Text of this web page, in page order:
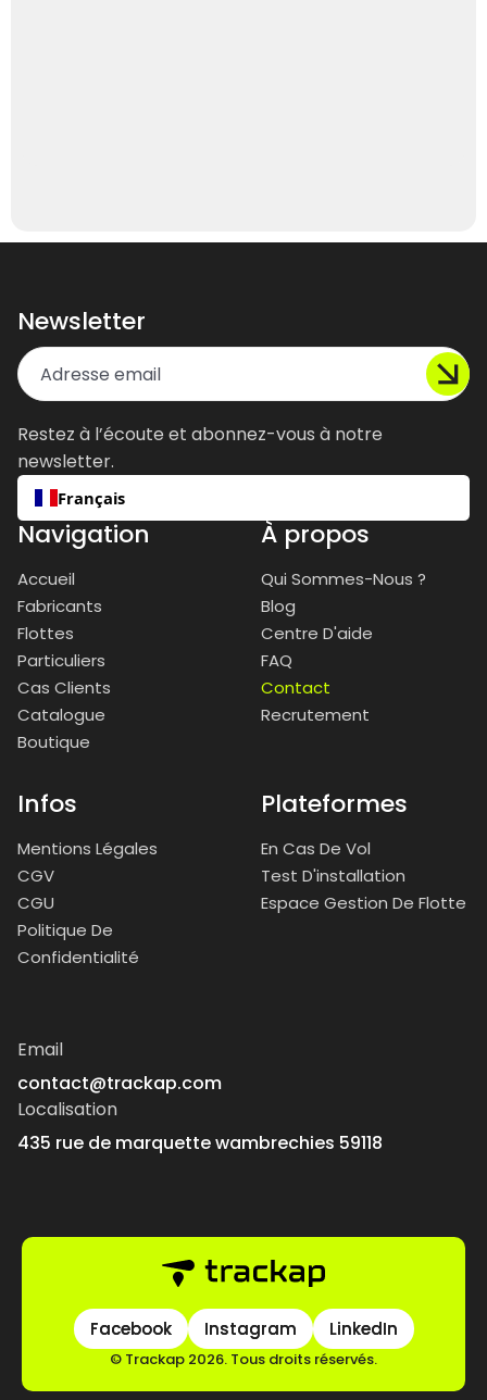
Newsletter
Restez à l’écoute et abonnez-vous à notre
newsletter.
Français
Navigation
Accueil
Fabricants
Flottes
Particuliers
Cas Clients
Catalogue
Boutique
À propos
Qui Sommes-Nous ?
Blog
Centre D'aide
FAQ
Contact
Recrutement
Infos
Mentions Légales
CGV
CGU
Politique De
Confidentialité
Plateformes
En Cas De Vol
Test D'installation
Espace Gestion De Flotte
Email
contact@trackap.com
Localisation
435 rue de marquette wambrechies 59118
Facebook
Facebook Instagram
Instagram LinkedIn
LinkedIn
© Trackap 2026. Tous droits réservés.